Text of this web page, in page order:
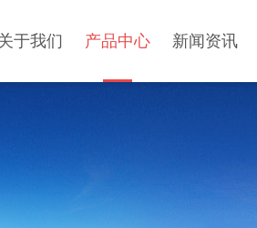
于我们 产品中心 新闻资讯